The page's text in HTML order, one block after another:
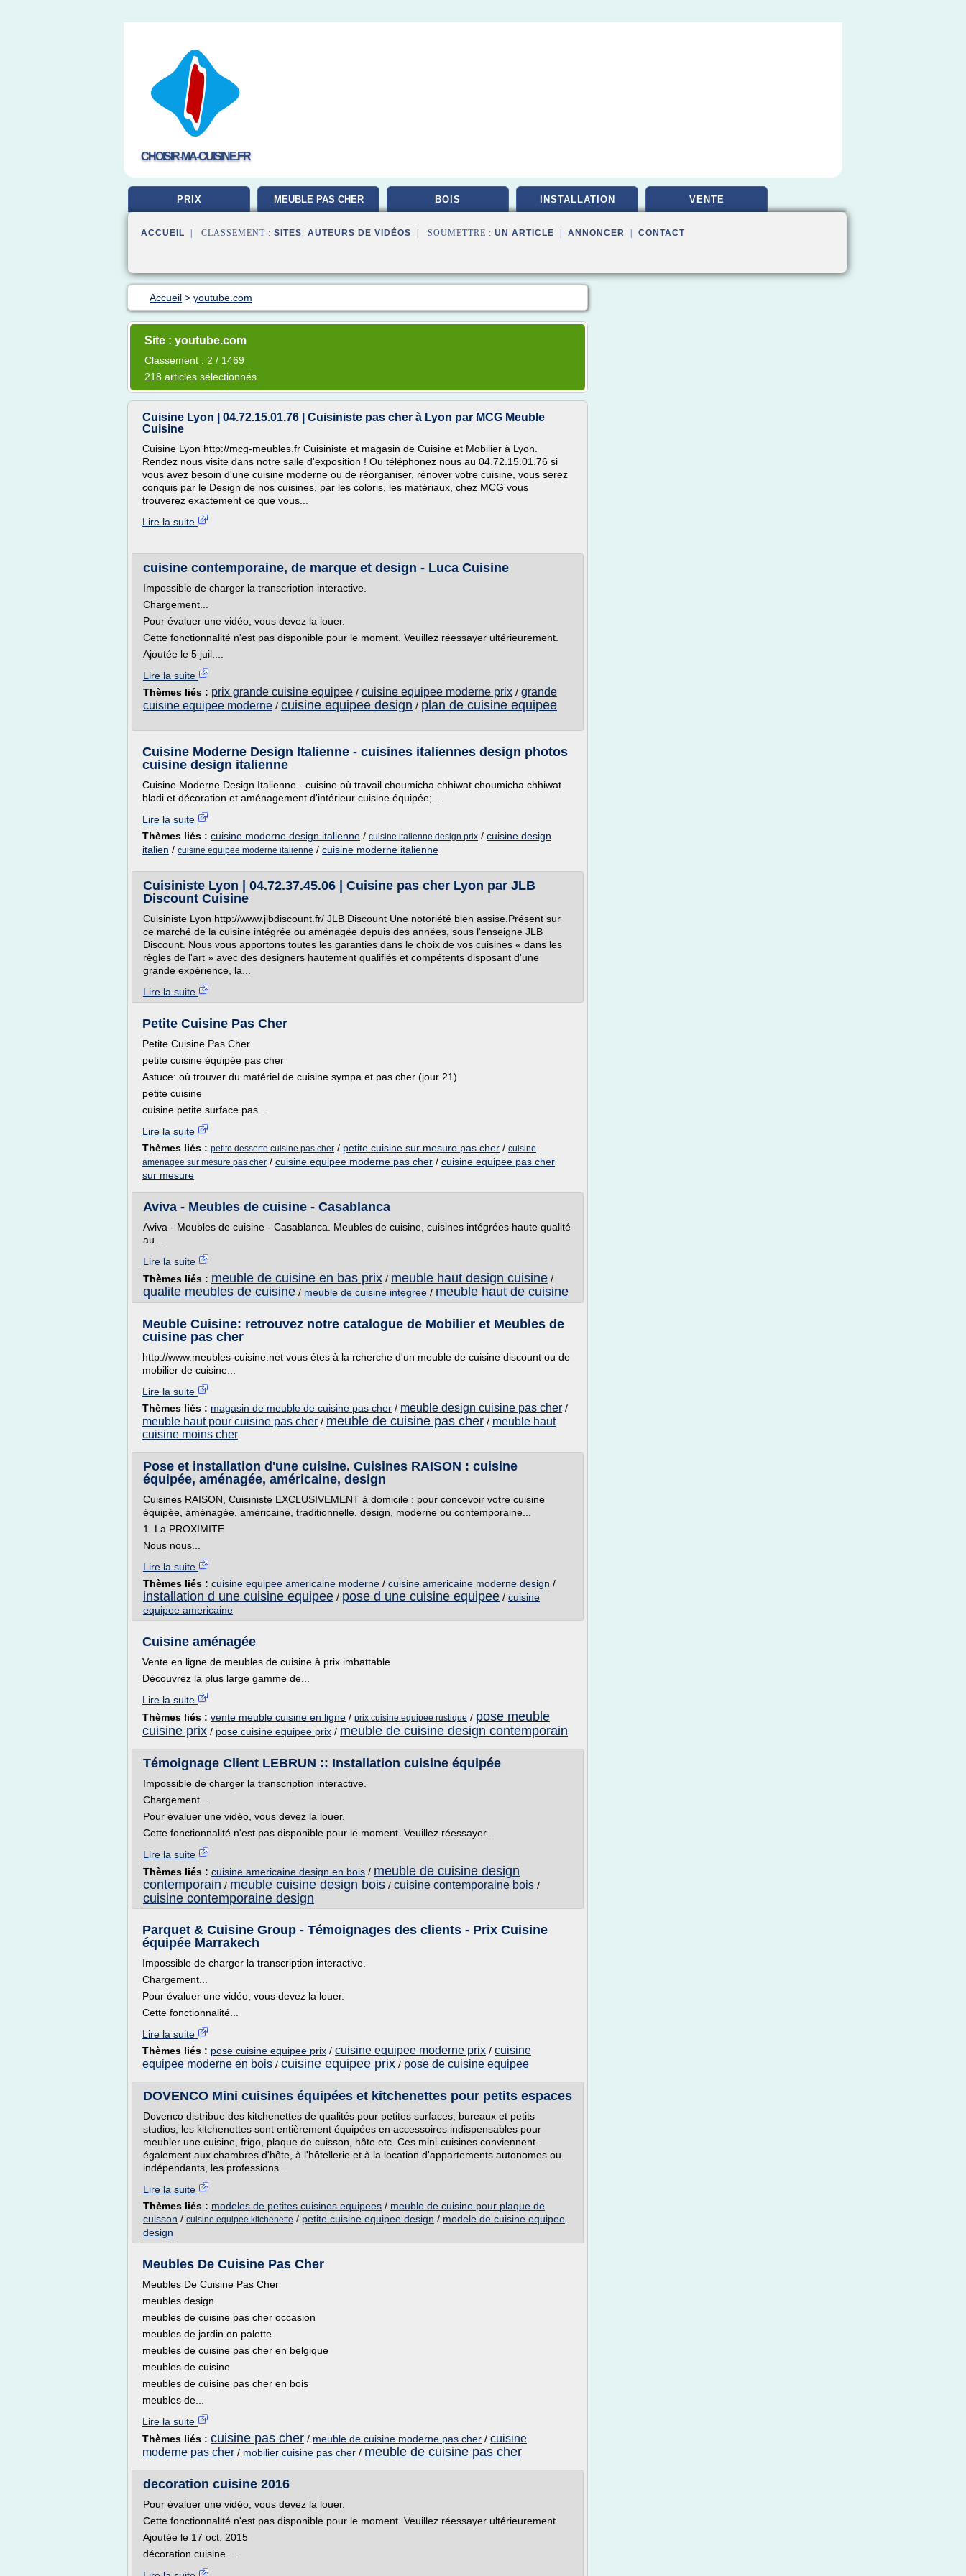
CHOISIR-MA-CUISINE.FR
PRIX MEUBLE PAS CHER BOIS INSTALLATION VENTE
ACCUEIL | CLASSEMENT : SITES, AUTEURS DE VIDÉOS | SOUMETTRE : UN ARTICLE ANNONCER CONTACT
Accueil > youtube.com
Site : youtube.com
Classement : 2 / 1469
218 articles sélectionnés
Cuisine Lyon | 04.72.15.01.76 | Cuisiniste pas cher à Lyon par MCG Meuble
Cuisine
Cuisine Lyon http://mcg-meubles.fr Cuisiniste et magasin de Cuisine et Mobilier à Lyon.
Rendez nous visite dans notre salle d'exposition ! Ou téléphonez nous au 04.72.15.01.76 si
vous avez besoin d'une cuisine moderne ou de réorganiser, rénover votre cuisine, vous serez
conquis par le Design de nos cuisines, par les coloris, les matériaux, chez MCG vous
trouverez exactement ce que vous...
Lire la suite
cuisine contemporaine, de marque et design - Luca Cuisine
Impossible de charger la transcription interactive.
Chargement...
Pour évaluer une vidéo, vous devez la louer.
Cette fonctionnalité n'est pas disponible pour le moment. Veuillez réessayer ultérieurement.
Ajoutée le 5 juil....
Lire la suite
Thèmes liés : prix grande cuisine equipee / cuisine equipee moderne prix / grande
cuisine equipee moderne / cuisine equipee design / plan de cuisine equipee
Cuisine Moderne Design Italienne - cuisines italiennes design photos
cuisine design italienne
Cuisine Moderne Design Italienne - cuisine où travail choumicha chhiwat choumicha chhiwat
bladi et décoration et aménagement d'intérieur cuisine équipée;...
Lire la suite
Thèmes liés : cuisine moderne design italienne / cuisine italienne design prix / cuisine design
italien / cuisine equipee moderne italienne / cuisine moderne italienne
Cuisiniste Lyon | 04.72.37.45.06 | Cuisine pas cher Lyon par JLB
Discount Cuisine
Cuisiniste Lyon http://www.jlbdiscount.fr/ JLB Discount Une notoriété bien assise.Présent sur
ce marché de la cuisine intégrée ou aménagée depuis des années, sous l'enseigne JLB
Discount. Nous vous apportons toutes les garanties dans le choix de vos cuisines « dans les
règles de l'art » avec des designers hautement qualifiés et compétents disposant d'une
grande expérience, la...
Lire la suite
Petite Cuisine Pas Cher
Petite Cuisine Pas Cher
petite cuisine équipée pas cher
Astuce: où trouver du matériel de cuisine sympa et pas cher (jour 21)
petite cuisine
cuisine petite surface pas...
Lire la suite
Thèmes liés : petite desserte cuisine pas cher / petite cuisine sur mesure pas cher / cuisine
amenagee sur mesure pas cher / cuisine equipee moderne pas cher / cuisine equipee pas cher
sur mesure
Aviva - Meubles de cuisine - Casablanca
Aviva - Meubles de cuisine - Casablanca. Meubles de cuisine, cuisines intégrées haute qualité
au...
Lire la suite
Thèmes liés : meuble de cuisine en bas prix / meuble haut design cuisine /
qualite meubles de cuisine / meuble de cuisine integree / meuble haut de cuisine
Meuble Cuisine: retrouvez notre catalogue de Mobilier et Meubles de
cuisine pas cher
http://www.meubles-cuisine.net vous étes à la rcherche d'un meuble de cuisine discount ou de
mobilier de cuisine...
Lire la suite
Thèmes liés : magasin de meuble de cuisine pas cher / meuble design cuisine pas cher /
meuble haut pour cuisine pas cher / meuble de cuisine pas cher / meuble haut
cuisine moins cher
Pose et installation d'une cuisine. Cuisines RAISON : cuisine
équipée, aménagée, américaine, design
Cuisines RAISON, Cuisiniste EXCLUSIVEMENT à domicile : pour concevoir votre cuisine
équipée, aménagée, américaine, traditionnelle, design, moderne ou contemporaine...
1. La PROXIMITE
Nous nous...
Lire la suite
Thèmes liés : cuisine equipee americaine moderne / cuisine americaine moderne design /
installation d une cuisine equipee / pose d une cuisine equipee / cuisine
equipee americaine
Cuisine aménagée
Vente en ligne de meubles de cuisine à prix imbattable
Découvrez la plus large gamme de...
Lire la suite
Thèmes liés : vente meuble cuisine en ligne / prix cuisine equipee rustique / pose meuble
cuisine prix / pose cuisine equipee prix / meuble de cuisine design contemporain
Témoignage Client LEBRUN :: Installation cuisine équipée
Impossible de charger la transcription interactive.
Chargement...
Pour évaluer une vidéo, vous devez la louer.
Cette fonctionnalité n'est pas disponible pour le moment. Veuillez réessayer...
Lire la suite
Thèmes liés : cuisine americaine design en bois / meuble de cuisine design
contemporain / meuble cuisine design bois / cuisine contemporaine bois /
cuisine contemporaine design
Parquet & Cuisine Group - Témoignages des clients - Prix Cuisine
équipée Marrakech
Impossible de charger la transcription interactive.
Chargement...
Pour évaluer une vidéo, vous devez la louer.
Cette fonctionnalité...
Lire la suite
Thèmes liés : pose cuisine equipee prix / cuisine equipee moderne prix / cuisine
equipee moderne en bois / cuisine equipee prix / pose de cuisine equipee
DOVENCO Mini cuisines équipées et kitchenettes pour petits espaces
Dovenco distribue des kitchenettes de qualités pour petites surfaces, bureaux et petits
studios, les kitchenettes sont entièrement équipées en accessoires indispensables pour
meubler une cuisine, frigo, plaque de cuisson, hôte etc. Ces mini-cuisines conviennent
également aux chambres d'hôte, à l'hôtellerie et à la location d'appartements autonomes ou
indépendants, les professions...
Lire la suite
Thèmes liés : modeles de petites cuisines equipees / meuble de cuisine pour plaque de
cuisson / cuisine equipee kitchenette / petite cuisine equipee design / modele de cuisine equipee
design
Meubles De Cuisine Pas Cher
Meubles De Cuisine Pas Cher
meubles design
meubles de cuisine pas cher occasion
meubles de jardin en palette
meubles de cuisine pas cher en belgique
meubles de cuisine
meubles de cuisine pas cher en bois
meubles de...
Lire la suite
Thèmes liés : cuisine pas cher / meuble de cuisine moderne pas cher / cuisine
moderne pas cher / mobilier cuisine pas cher / meuble de cuisine pas cher
decoration cuisine 2016
Pour évaluer une vidéo, vous devez la louer.
Cette fonctionnalité n'est pas disponible pour le moment. Veuillez réessayer ultérieurement.
Ajoutée le 17 oct. 2015
décoration cuisine ...